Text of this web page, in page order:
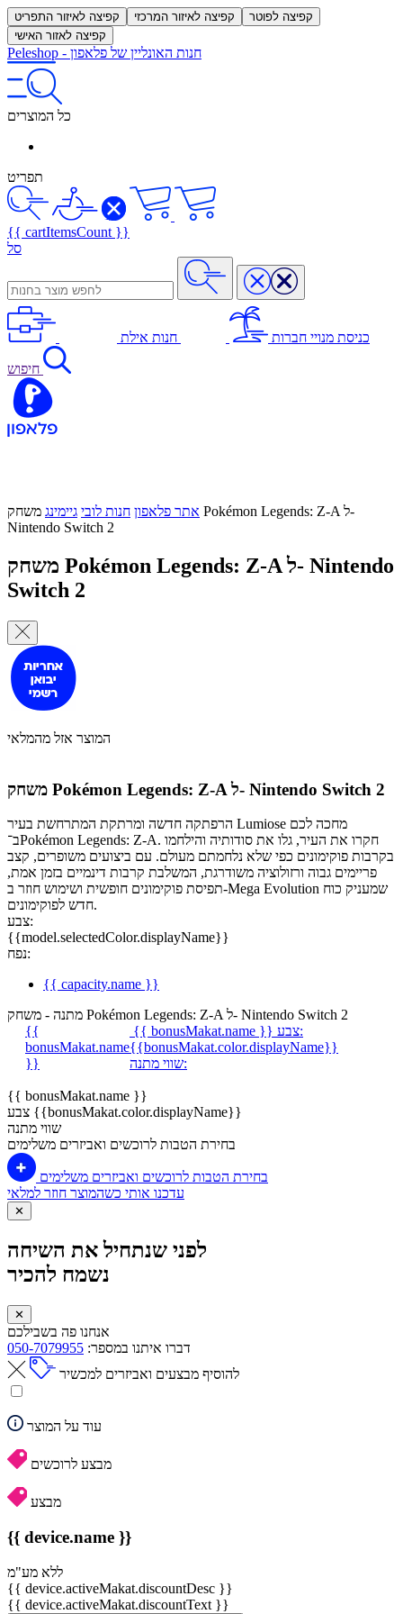
קפיצה לאיזור התפריט קפיצה לאיזור המרכזי
קפיצה לפוטר
קפיצה לאזור האישי
Peleshop - חנות האונליין של פלאפון
כל המוצרים
תפריט
{{ cartItemsCount }}
סל
כניסת מנויי חברות חנות אילת
חיפוש
אתר פלאפון חנות לובי גיימינג משחק Pokémon Legends: Z-A ל-
Nintendo Switch 2
משחק Pokémon Legends: Z-A ל- Nintendo
Switch 2
המוצר אזל מהמלאי
משחק Pokémon Legends: Z-A ל- Nintendo Switch 2
הרפתקה חדשה ומרתקת המתרחשת בעיר Lumiose מחכה לכם
ב־Pokémon Legends: Z-A. חקרו את העיר, גלו את סודותיה והילחמו
בקרבות פוקימונים כפי שלא נלחמתם מעולם. עם ביצועים משופרים, קצב
פריימים גבוה ורזולוציה משודרגת, המשלבת קרבות דינמיים בזמן אמת,
תפיסת פוקימונים חופשית ושימוש חוזר ב-Mega Evolution שמעניק כוח
חדש לפוקימונים.
צבע:
{{model.selectedColor.displayName}}
נפח:
{{ capacity.name }}
מתנה - משחק Pokémon Legends: Z-A ל- Nintendo Switch 2
{{
bonusMakat.name
}}
{{ bonusMakat.name }}
צבע:
{{bonusMakat.color.displayName}}
שווי מתנה:
{{ bonusMakat.name }}
צבע {{bonusMakat.color.displayName}}
שווי מתנה
בחירת הטבות לרוכשים ואביזרים משלימים
בחירת הטבות לרוכשים ואביזרים משלימים
עדכנו אותי כשהמוצר חוזר למלאי
✕
לפני שנתחיל את השיחה
נשמח להכיר
✕
אנחנו פה בשבילכם
דברו איתנו במספר: 050-7079955
להוסיף מבצעים ואביזרים למכשיר
עוד על המוצר
מבצע לרוכשים
מבצע
{{ device.name }}
ללא מע"מ
{{ device.activeMakat.discountDesc }}
{{ device.activeMakat.discountText }}